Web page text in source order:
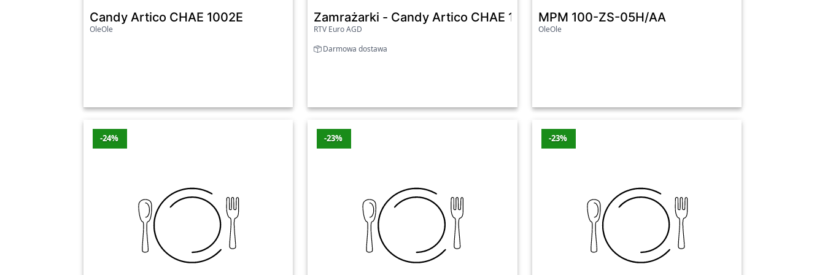
Zapraszamy do zapoznania się z naszą bogatą ofertą zamrażarek na naszej stronie. Znajdziesz tutaj sprzęt renomowanych producentów, dzięki
czemu masz pewność, że zakupiony produkt będzie spełniał Twoje oczekiwania. Dzięki naszej kategorii zamrażarek, dbamy o to, aby każdy klient
znalazł odpowiedni sprzęt, który ułatwi przechowywanie żywności i sprawi, że Twoje potrawy będą zawsze świeże i smaczne.
Wartość zniżki
Zamrażarki Beko Professional ADN248FSBP
Rtv-euro-agd 2184.99 zł
Beko Professional ADN248FSBP
2184.99 zł
Tak
Asko Seamless Collection RFF586KNCB1 No Frost Zdalne sterowanie
Tak
Oleole 2559.99 zł
Candy Artico CHAE 1002E
OleOle
Zamrażarki - Candy Artico CHAE 1002E
RTV Euro AGD
Darmowa dostawa
MPM 100-ZS-05H/AA
OleOle
-24% -23% -23%